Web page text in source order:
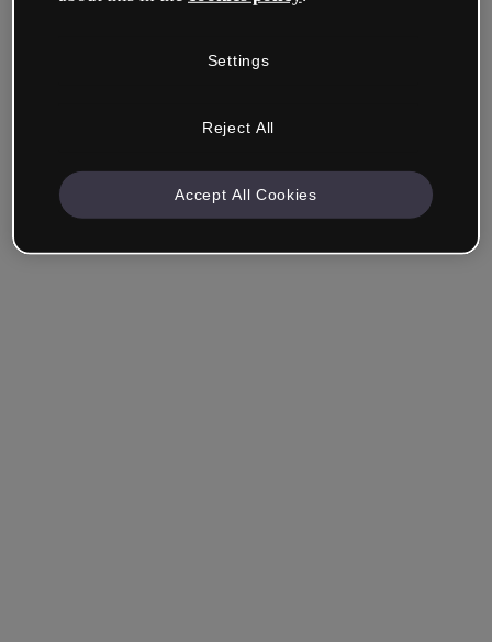
Azienda e Professionisti
un altro settore.
Settings
Reject All
Accept All Cookies